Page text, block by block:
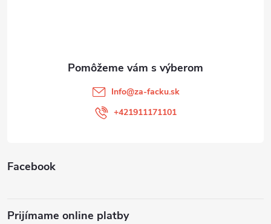
Facebook
Prijímame online platby
Info@za-facku.sk
+421911171101